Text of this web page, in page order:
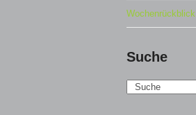
Wochenrückblick
Suche
Search